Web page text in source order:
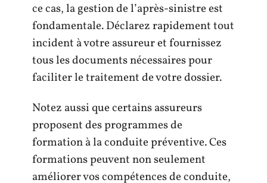
ce cas, la gestion de l’après-sinistre est
fondamentale. Déclarez rapidement tout
incident à votre assureur et fournissez
tous les documents nécessaires pour
faciliter le traitement de votre dossier.
Notez aussi que certains assureurs
proposent des programmes de
formation à la conduite préventive. Ces
formations peuvent non seulement
améliorer vos compétences de conduite,